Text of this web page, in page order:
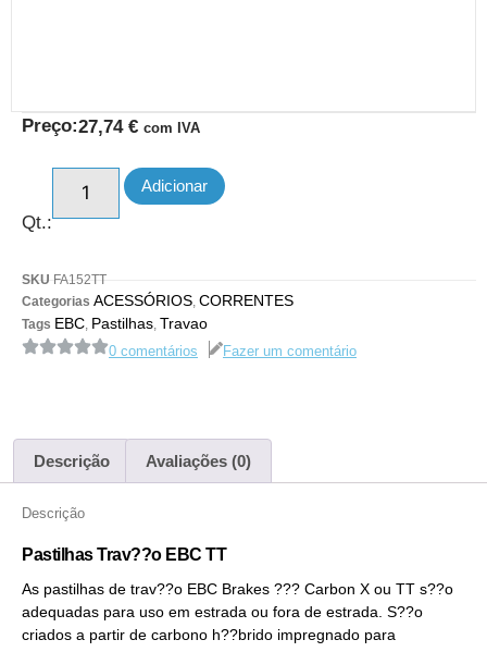
Preço:27,74 € com IVA
Qt.:
Adicionar
SKU FA152TT
Categorias ACESSÓRIOS, CORRENTES
Tags EBC, Pastilhas, Travao
0 comentários Fazer um comentário
Descrição Avaliações (0)
Descrição
Pastilhas Trav??o EBC TT
As pastilhas de trav??o EBC Brakes ??? Carbon X ou TT s??o
adequadas para uso em estrada ou fora de estrada. S??o
criados a partir de carbono h??brido impregnado para